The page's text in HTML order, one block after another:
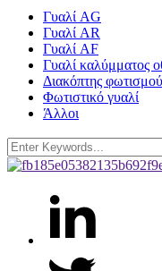
Γυαλί AG
Γυαλί AR
Γυαλί AF
Γυαλί καλύμματος
Διακόπτης
Φωτιστικό γυαλί
Άλλοι